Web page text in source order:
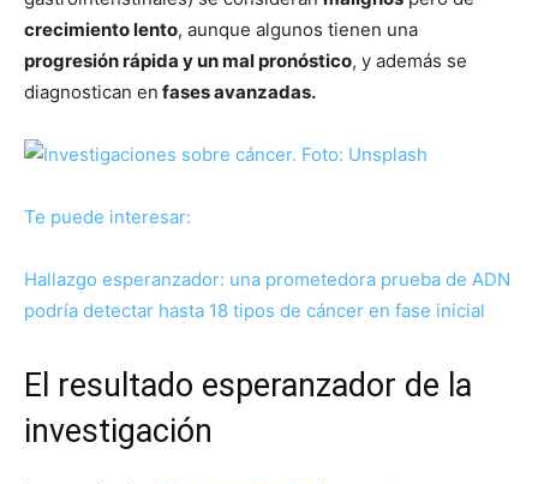
crecimiento lento, aunque algunos tienen una
progresión rápida y un mal pronóstico, y además se
diagnostican en fases avanzadas.
Te puede interesar:
Hallazgo esperanzador: una prometedora prueba de ADN
podría detectar hasta 18 tipos de cáncer en fase inicial
El resultado esperanzador de la
investigación